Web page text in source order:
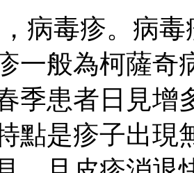
毒疹。病毒
一般為柯薩奇
季患者日見增
點是疹子出現